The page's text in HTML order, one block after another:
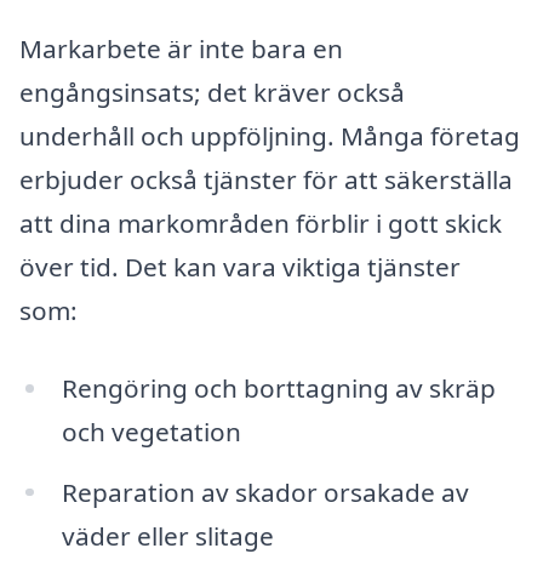
Markarbete är inte bara en
engångsinsats; det kräver också
underhåll och uppföljning. Många företag
erbjuder också tjänster för att säkerställa
att dina markområden förblir i gott skick
över tid. Det kan vara viktiga tjänster
som:
Rengöring och borttagning av skräp
och vegetation
Reparation av skador orsakade av
väder eller slitage